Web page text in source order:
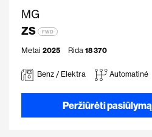
MG
ZS
FWD
Metai 2025 Rida 18 370
Benz / Elektra Automatinė
Peržiūrėti pasiūlymą